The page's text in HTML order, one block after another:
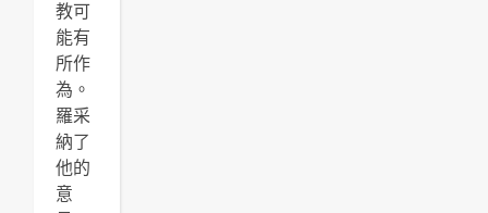
教可
能有
所作
為。
羅采
納了
他的
意